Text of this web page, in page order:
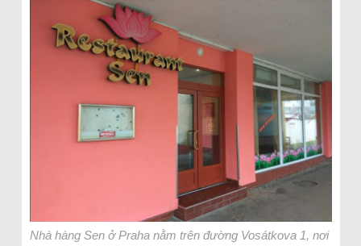
Nhà hàng Sen ở Praha nằm trên đường Vosátkova 1, nơi